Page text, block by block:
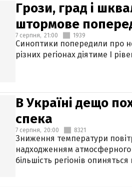
Грози, град і
штормове
7 серпня, 21:00 1939
Синоптики попередили про
різних регіонах діятиме І
В Україні дещо
спека
7 серпня, 20:00 8321
Зниження температури
надходженням
більшість регіонів